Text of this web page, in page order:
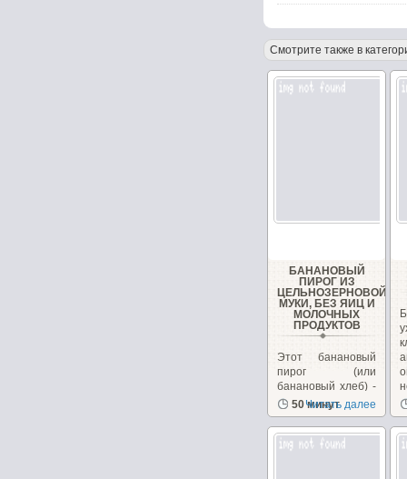
Смотрите также в
БАНАНОВЫЙ
ПИРОГ ИЗ
ЦЕЛЬНОЗЕРНОВОЙ
МУКИ, БЕЗ ЯИЦ И
МОЛОЧНЫХ
ПРОДУКТОВ
Этот банановый
пирог (или
банановый хлеб) -
довольно
популярный
десерт в Индии....
50 минут
Читать далее